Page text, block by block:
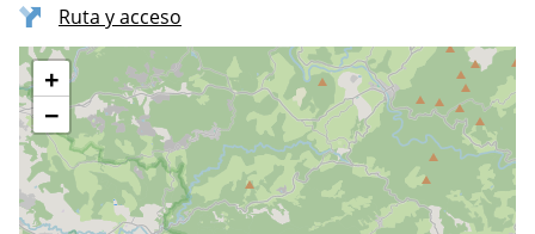
Ruta y acceso
+
−